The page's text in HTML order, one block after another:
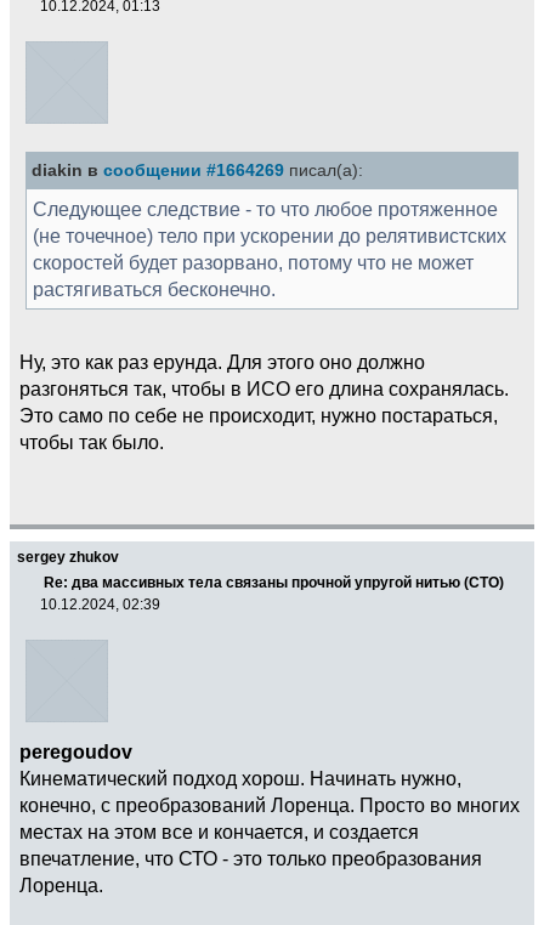
10.12.2024, 01:13
diakin в сообщении #1664269 писал(а):
Следующее следствие - то что любое протяженное
(не точечное) тело при ускорении до релятивистских
скоростей будет разорвано, потому что не может
растягиваться бесконечно.
Ну, это как раз ерунда. Для этого оно должно
разгоняться так, чтобы в ИСО его длина сохранялась.
Это само по себе не происходит, нужно постараться,
чтобы так было.
sergey zhukov
Re: два массивных тела связаны прочной упругой нитью (СТО)
10.12.2024, 02:39
peregoudov
Кинематический подход хорош. Начинать нужно,
конечно, с преобразований Лоренца. Просто во многих
местах на этом все и кончается, и создается
впечатление, что СТО - это только преобразования
Лоренца.